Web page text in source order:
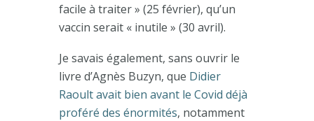
facile à traiter » (25 février), qu’un
vaccin serait « inutile » (30 avril).
Je savais également, sans ouvrir le
livre d’Agnès Buzyn, que Didier
Raoult avait bien avant le Covid déjà
proféré des énormités, notamment